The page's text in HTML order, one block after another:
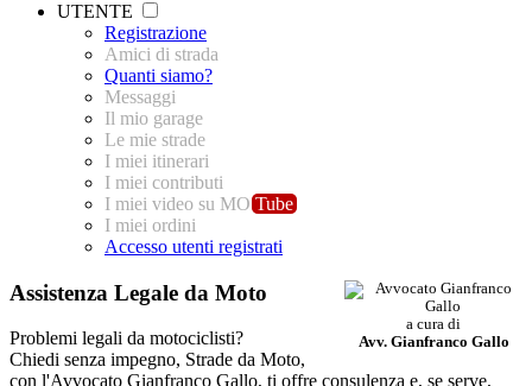
UTENTE
Registrazione
Amici di strada
Quanti siamo?
Messaggi
Il mio garage
Le mie strade
I miei itinerari
I miei contributi
I miei video su MO Tube
I miei ordini
Accesso utenti registrati
a cura di
Avv. Gianfranco Gallo
Assistenza Legale da Moto
Problemi legali da motociclisti?
Chiedi senza impegno, Strade da Moto,
con l'Avvocato Gianfranco Gallo, ti offre consulenza e, se serve,